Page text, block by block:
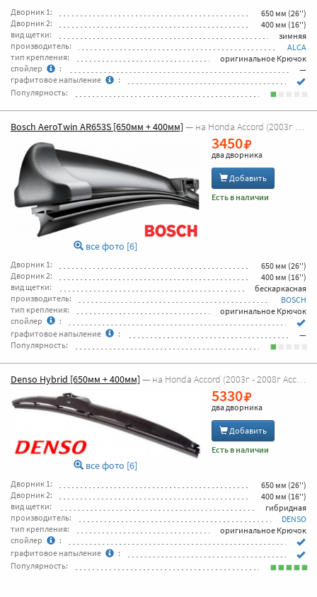
Дворник 1:
650 мм (26'')
Дворник 2:
400 мм (16'')
вид щетки:
зимняя
производитель:
ALCA
тип крепления:
оригинальное Крючок
спойлер
:
—
графитовое напыление
:
Популярность:
Bosch AeroTwin AR653S [650мм + 400мм] — на Honda Accord (2003г - 2008г Accord 7 )
все фото [6]
3450
два дворника
Добавить
Есть в наличии
Дворник 1:
650 мм (26'')
Дворник 2:
400 мм (16'')
вид щетки:
бескаркасная
производитель:
BOSCH
тип крепления:
оригинальное Крючок
спойлер
:
графитовое напыление
:
—
Популярность:
Denso Hybrid [650мм + 400мм] — на Honda Accord (2003г - 2008г Accord 7 )
все фото [6]
5330
два дворника
Добавить
Есть в наличии
Дворник 1:
650 мм (26'')
Дворник 2:
400 мм (16'')
вид щетки:
гибридная
производитель:
DENSO
тип крепления:
оригинальное Крючок
спойлер
:
графитовое напыление
:
Популярность: